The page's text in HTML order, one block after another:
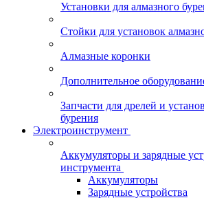
Установки для алмазного
Стойки для установок
Алмазные коронки
Дополнительное
Запчасти для дрелей и
бурения
Электроинструмент
Аккумуляторы и зарядные
инструмента
Аккумуляторы
Зарядные устройства